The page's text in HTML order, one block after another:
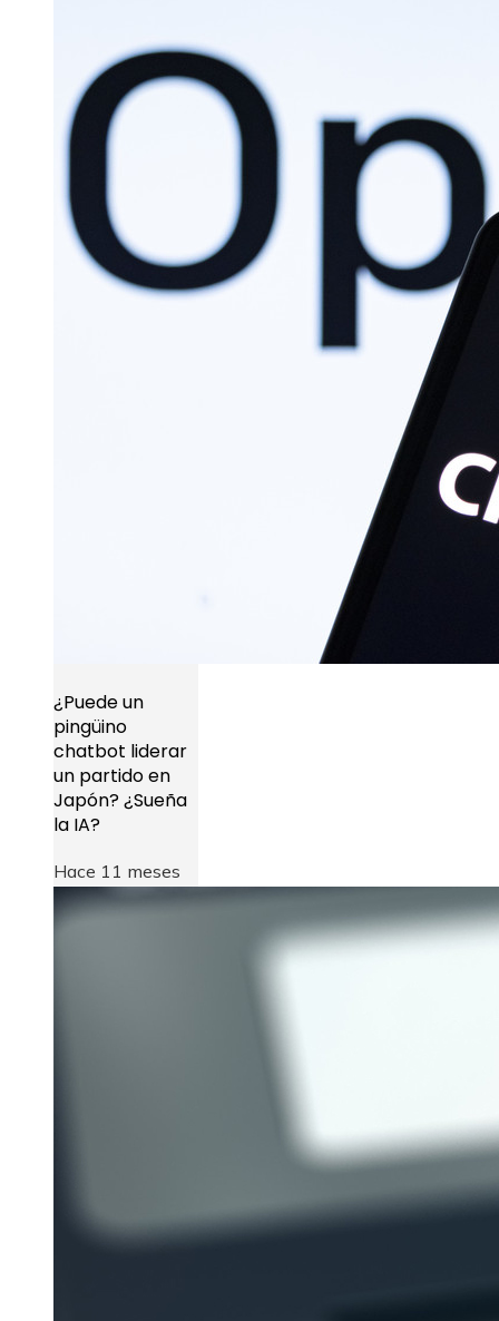
¿Puede un
pingüino
chatbot liderar
un partido en
Japón? ¿Sueña
la IA?
Hace 11 meses